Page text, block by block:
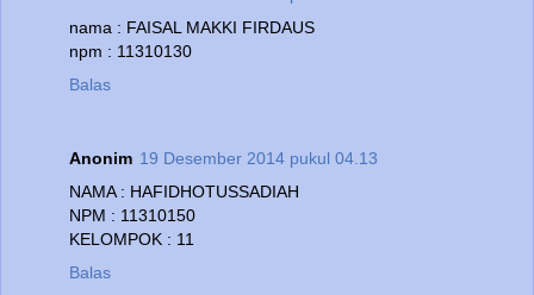
nama : FAISAL MAKKI FIRDAUS
npm : 11310130
Balas
Anonim 19 Desember 2014 pukul 04.13
NAMA : HAFIDHOTUSSADIAH
NPM : 11310150
KELOMPOK : 11
Balas